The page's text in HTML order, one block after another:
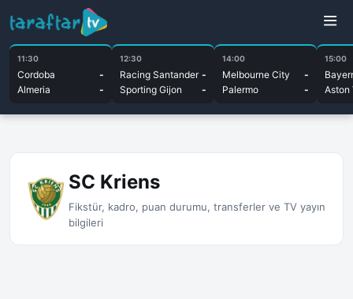
11:30
Cordoba
-
Almeria
-
12:30
Racing Santander -
Sporting Gijon
-
14:00
Melbourne City
-
Palermo
-
15:00
Aston
SC Kriens
Fikstür, kadro, puan durumu, transferler ve TV yayın
bilgileri